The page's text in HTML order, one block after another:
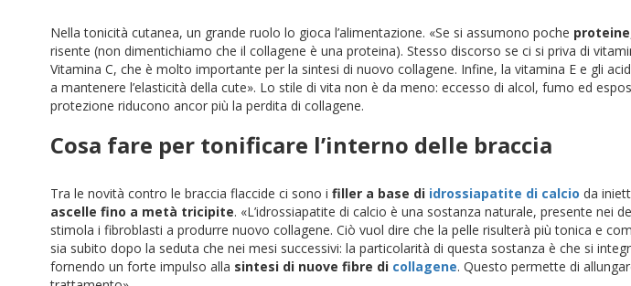
Nella tonicità cutanea, un grande ruolo lo gioca l’alimentazione. «Se si assumono poche proteine
risente (non dimentichiamo che il collagene è una proteina). Stesso discorso se ci si priva di
Vitamina C, che è molto importante per la sintesi di nuovo collagene. Infine, la vitamina E e gli
a mantenere l’elasticità della cute». Lo stile di vita non è da meno: eccesso di alcol, fumo ed
protezione riducono ancor più la perdita di collagene.
Cosa fare per tonificare l’interno delle braccia
Tra le novità contro le braccia flaccide ci sono i filler a base di idrossiapatite di calcio da
ascelle fino a metà tricipite. «L’idrossiapatite di calcio è una sostanza naturale, presente nei
stimola i fibroblasti a produrre nuovo collagene. Ciò vuol dire che la pelle risulterà più tonica e
sia subito dopo la seduta che nei mesi successivi: la particolarità di questa sostanza è che si
fornendo un forte impulso alla sintesi di nuove fibre di collagene. Questo permette di